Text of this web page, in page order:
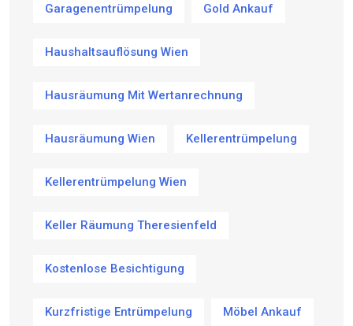
Garagenentrümpelung Gold Ankauf
Haushaltsauflösung Wien
Hausräumung Mit Wertanrechnung
Hausräumung Wien Kellerentrümpelung
Kellerentrümpelung Wien
Keller Räumung Theresienfeld
Kostenlose Besichtigung
Kurzfristige Entrümpelung Möbel Ankauf